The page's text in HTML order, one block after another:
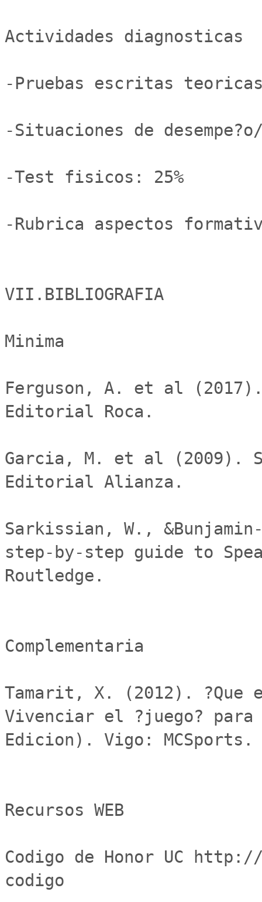
Actividades diagnosticas
-Pruebas escritas
-Situaciones de
-Test fisicos: 25%
-Rubrica aspectos
VII.BIBLIOGRAFIA
Minima
Ferguson, A. et al
Editorial Roca.
Garcia, M. et al (2009).
Editorial Alianza.
Sarkissian, W.,
step-by-step guide to
Routledge.
Complementaria
Tamarit, X. (2012). ?Que
Vivenciar el ?juego?
Edicion). Vigo: MCSports.
Recursos WEB
Codigo de Honor UC
codigo